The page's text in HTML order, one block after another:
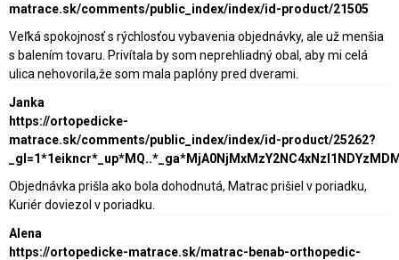
matrace.sk/comments/public_index/index/id-product/21505
Veľká spokojnosť s rýchlosťou vybavenia objednávky, ale už menšia
s balením tovaru. Privítala by som neprehliadný obal, aby mi celá
ulica nehovorila,že som mala paplóny pred dverami.
Janka
https://ortopedicke-
matrace.sk/comments/public_index/index/id-product/25262?
Objednávka prišla ako bola dohodnutá, Matrac prišiel v poriadku,
Kuriér doviezol v poriadku.
Alena
https://ortopedicke-matrace.sk/matrac-benab-orthopedic-